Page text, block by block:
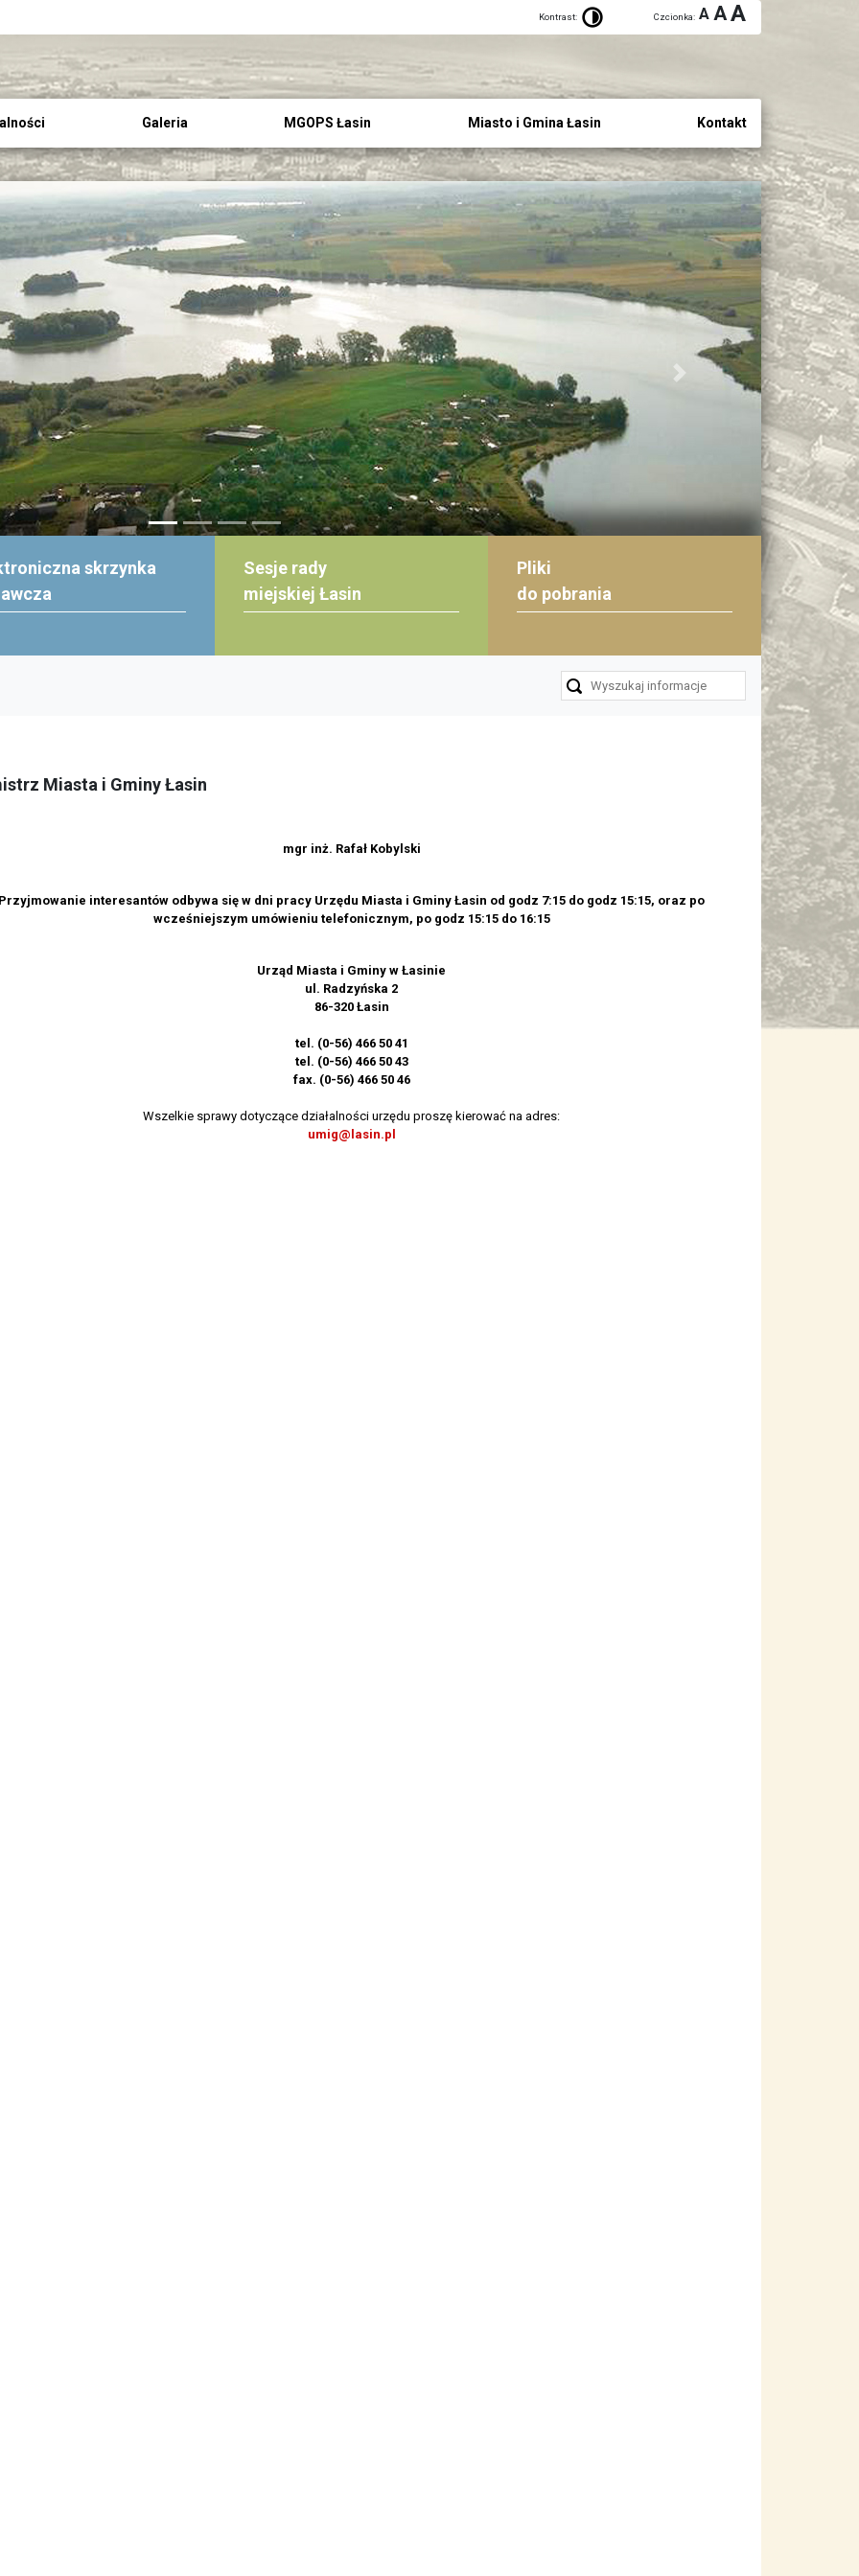
Kontrast: Czcionka: A AA
Galeria MGOPS Łasin Miasto i Gmina Łasin Kontakt
Next
skrzynka
Sesje rady
miejskiej Łasin
Pliki
do pobrania
Miasta i Gminy Łasin
mgr inż. Rafał Kobylski
interesantów odbywa się w dni pracy Urzędu Miasta i Gminy Łasin od godz 7:15 do godz 15:15, oraz po
wcześniejszym umówieniu telefonicznym, po godz 15:15 do 16:15
Urząd Miasta i Gminy w Łasinie
ul. Radzyńska 2
86-320 Łasin
tel. (0-56) 466 50 41
tel. (0-56) 466 50 43
fax. (0-56) 466 50 46
Wszelkie sprawy dotyczące działalności urzędu proszę kierować na adres:
umig@lasin.pl